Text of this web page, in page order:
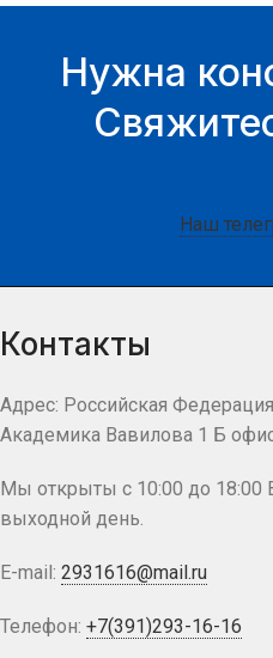
Нужна
Наш
Контакты
Адрес: Российская
Академика Вавилова 1 Б
Мы открыты с 10:00 до 18:00
выходной день.
E-mail: 2931616@mail.ru
Телефон: +7(391)293-16-16